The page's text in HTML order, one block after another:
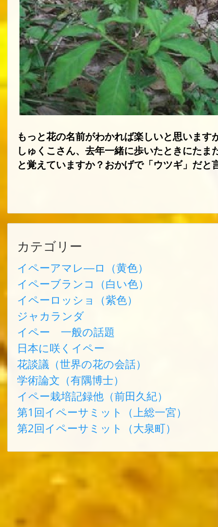
もっと花の名前がわかれば楽しいと思います
しゅくこさん、去年一緒に歩いたときにた
と覚えていますか？おかげで「ウツギ」だ
カテゴリー
イペーアマレ―ロ（黄色）
イペーブランコ（白い色）
イペーロッショ（紫色）
ジャカランダ
イペー 一般の話題
日本に咲くイペー
花談議（世界の花の会話）
学術論文（有隅博士）
イペー栽培記録他（前田久紀）
第1回イペーサミット（上総一宮）
第2回イペーサミット（大泉町）